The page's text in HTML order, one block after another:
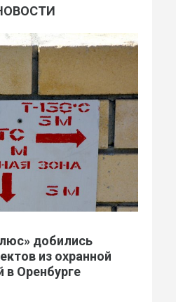
добились
из охранной
в Оренбурге